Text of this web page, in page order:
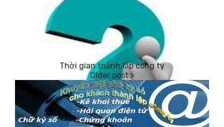
Thời gian thành lập công ty